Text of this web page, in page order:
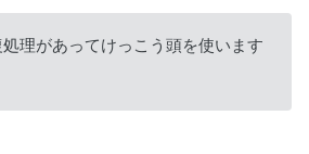
理があってけっこう頭を使います